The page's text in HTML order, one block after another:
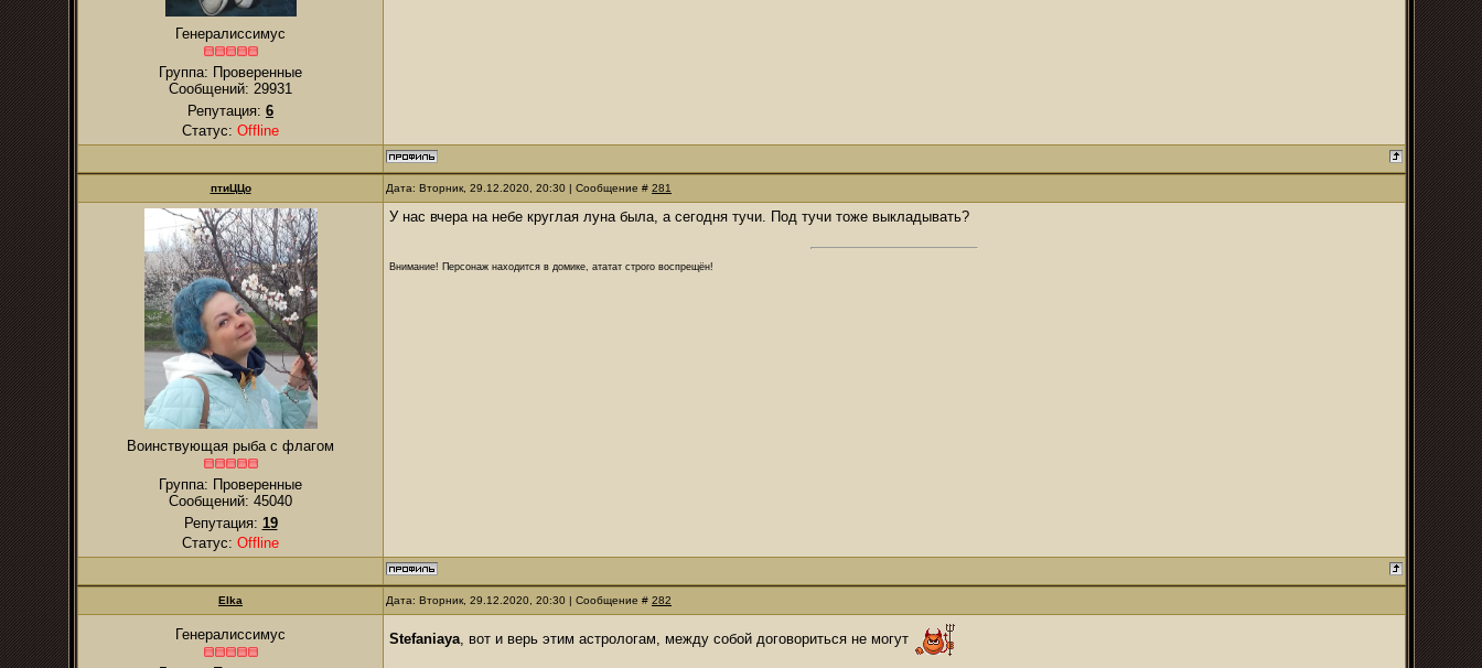
Генералиссимус
Группа: Проверенные
Сообщений: 29931
Репутация: 6
Статус: Offline
птиЦЦо Дата: Вторник, 29.12.2020, 20:30 | Сообщение # 281
Воинствующая рыба с флагом
Группа: Проверенные
Сообщений: 45040
Репутация: 19
Статус: Offline
У нас вчера на небе круглая луна была, а сегодня тучи. Под тучи тоже выкладывать?
Внимание! Персонаж находится в домике, ататат строго воспрещён!
Elka Дата: Вторник, 29.12.2020, 20:30 | Сообщение # 282
Генералиссимус Stefaniaya , вот и верь этим астрологам, между собой договориться не могут